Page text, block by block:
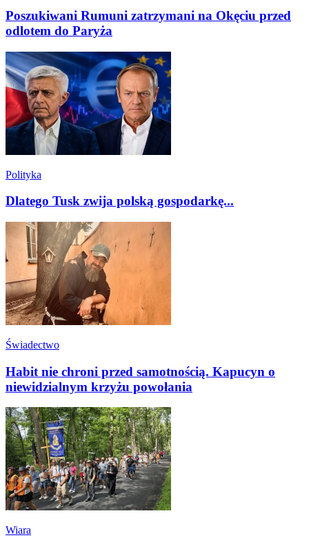
Poszukiwani Rumuni zatrzymani na Okęciu przed
odlotem do Paryża
Polityka
Dlatego Tusk zwija polską gospodarkę...
Świadectwo
Habit nie chroni przed samotnością. Kapucyn o
niewidzialnym krzyżu powołania
Wiara